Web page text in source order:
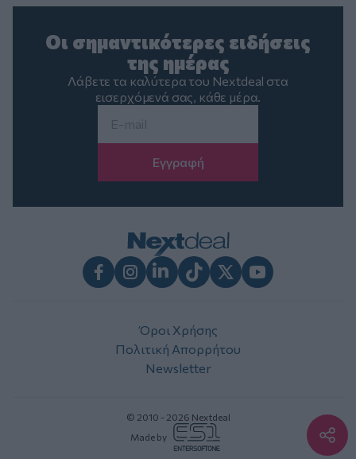
Οι σημαντικότερες ειδήσεις
της ημέρας
Λάβετε τα καλύτερα του Nextdeal στα
εισερχόμενά σας, κάθε μέρα.
Όροι Χρήσης
Πολιτική Απορρήτου
Newsletter
© 2010 - 2026 Nextdeal
Made by